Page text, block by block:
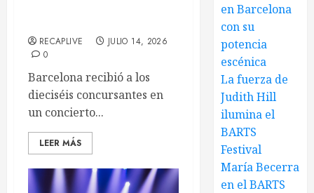
RECAPLIVE
JULIO 14, 2026
0
Barcelona recibió a los
dieciséis concursantes en
un concierto...
LEER MÁS
en Barcelona
con su
potencia
escénica
La fuerza de
Judith Hill
ilumina el
BARTS
Festival
María Becerra
en el BARTS